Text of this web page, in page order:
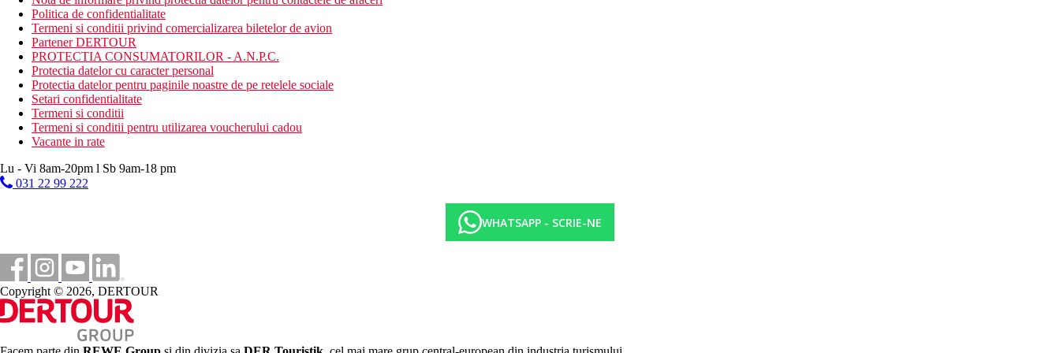
Politica de confidentialitate
Termeni si conditii privind comercializarea biletelor de avion
Partener DERTOUR
PROTECTIA CONSUMATORILOR - A.N.P.C.
Protectia datelor cu caracter personal
Protectia datelor pentru paginile noastre de pe retelele sociale
Setari confidentialitate
Termeni si conditii
Termeni si conditii pentru utilizarea voucherului cadou
Vacante in rate
Lu - Vi 8am-20pm l Sb 9am-18 pm
031 22 99 222
WHATSAPP - SCRIE-NE
Copyright © 2026, DERTOUR